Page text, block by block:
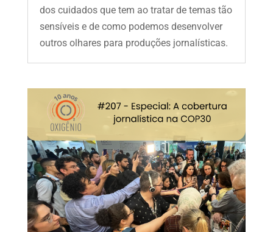
dos cuidados que tem ao tratar de temas tão
sensíveis e de como podemos desenvolver
outros olhares para produções jornalísticas.